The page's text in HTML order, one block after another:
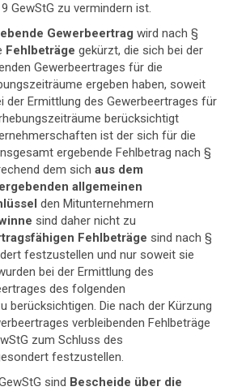
GewStG zu vermindern ist.
Gewerbeertrag wird nach §
Fehlbeträgegekürzt, die sich bei der
Gewerbeertrages für die
ergeben haben, soweit
der Ermittlung des Gewerbeertrages für
berücksichtigt
ist der sich für die
ergebende Fehlbetrag nach §
dem sichaus dem
allgemeinen
den Mitunternehmern
sind daher nicht zu
Fehlbeträge sind nach §
festzustellen und nur soweit sie
bei der Ermittlung des
des folgenden
berücksichtigen. Die nach der Kürzung
verbleibenden Fehlbeträge
zum Schluss des
festzustellen.
sind Bescheide über die